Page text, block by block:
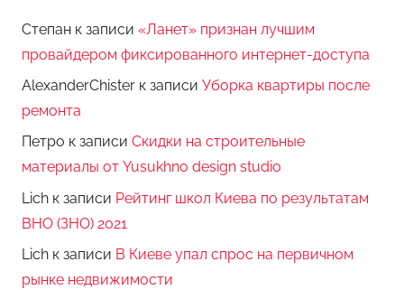
Степан к записи «Ланет» признан лучшим
провайдером фиксированного интернет-доступа
AlexanderChister к записи Уборка квартиры после
ремонта
Петро к записи Скидки на строительные
материалы от Yusukhno design studio
Lich к записи Рейтинг школ Киева по результатам
ВНО (ЗНО) 2021
Lich к записи В Киеве упал спрос на первичном
рынке недвижимости